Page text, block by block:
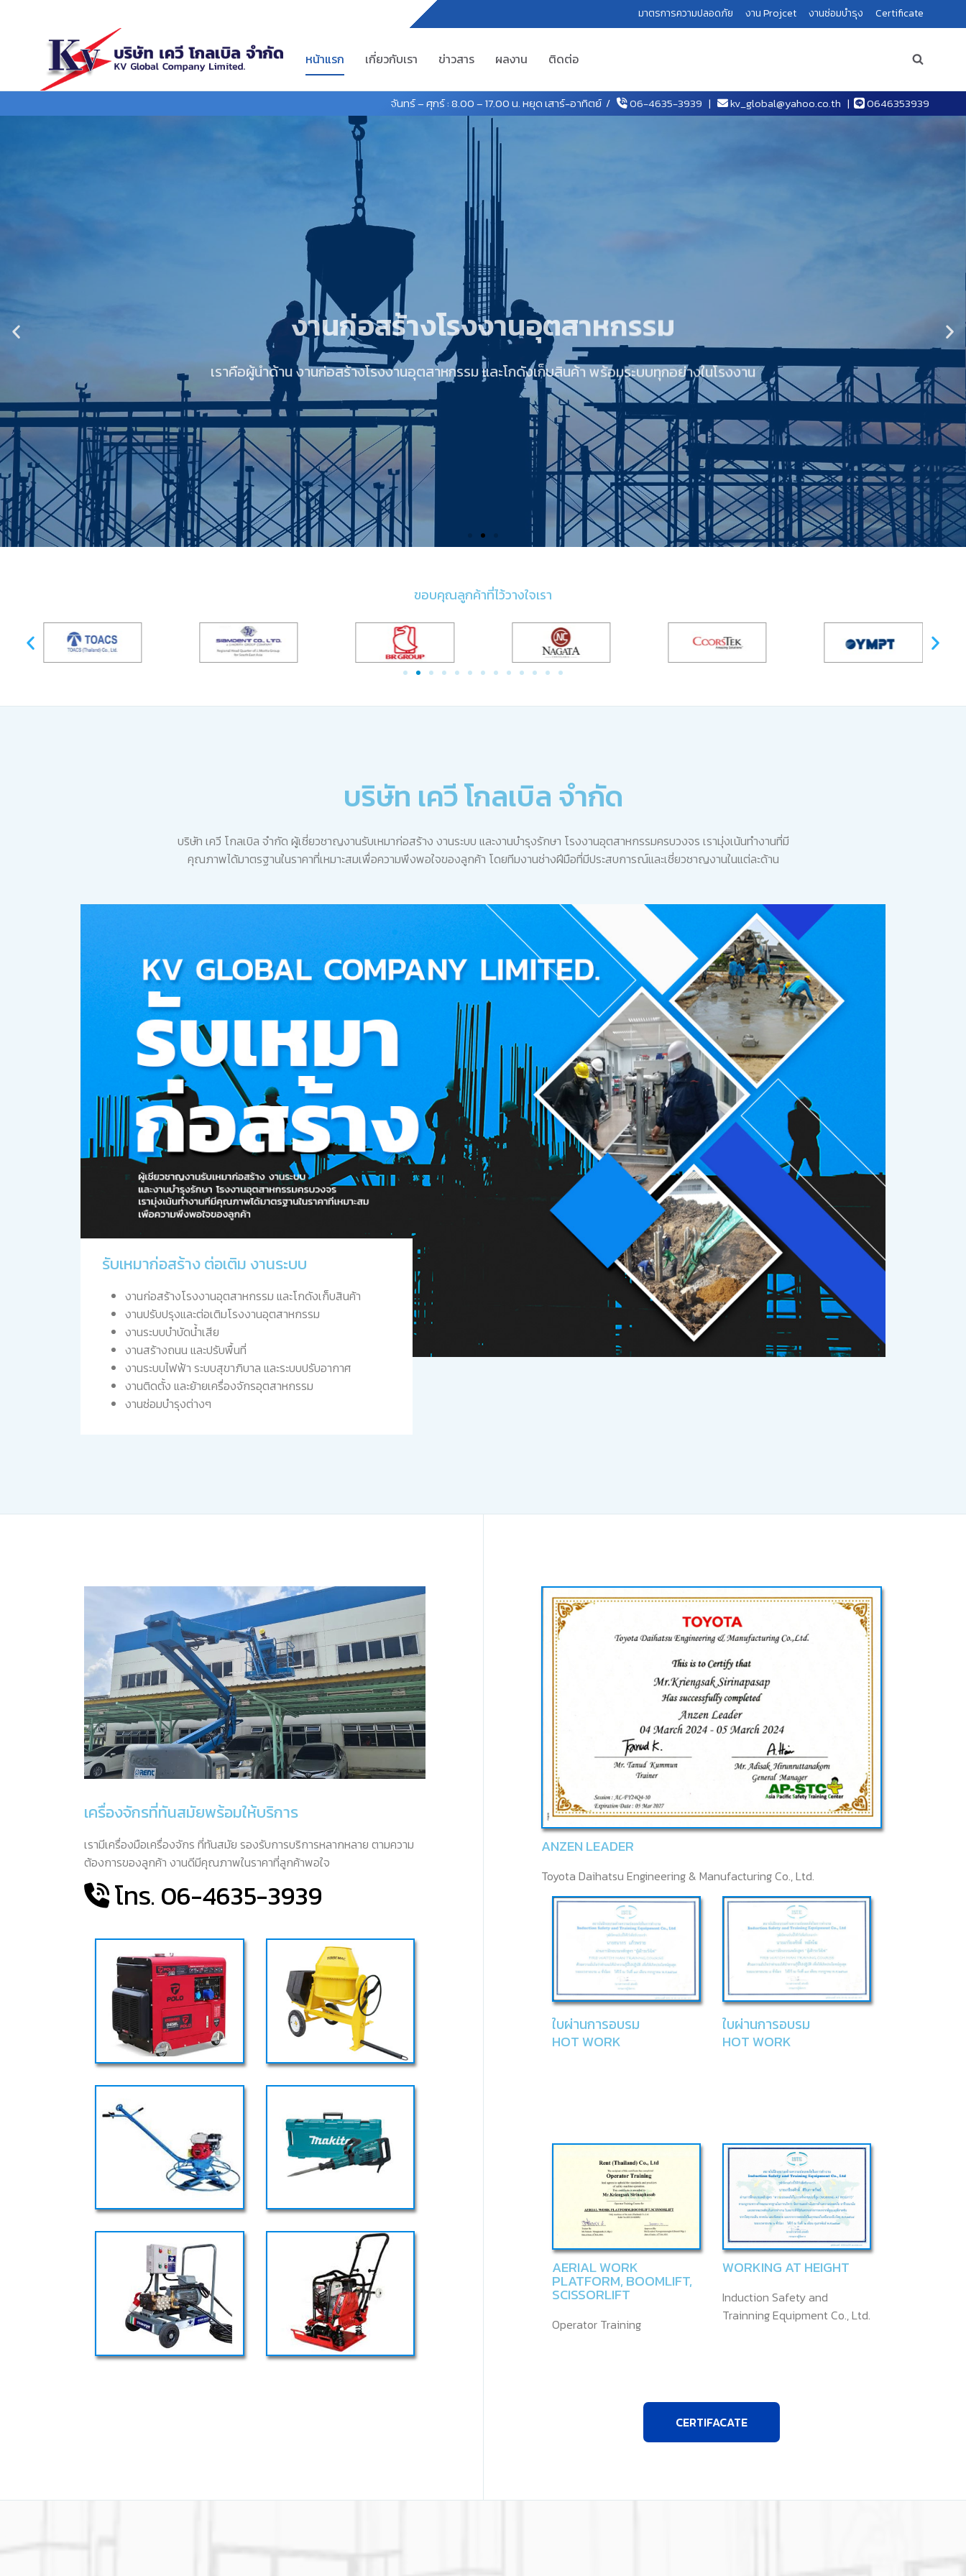
มาตรการความปลอดภัย งาน Projcet งานซ่อมบำรุง Certificate
หน้าแรก เกี่ยวกับเรา ข่าวสาร ผลงาน ติดต่อ
จันทร์ – ศุกร์ : 8.00 – 17.00 น. หยุด เสาร์-อาทิตย์ / 06-4635-3939 | kv_global@yahoo.co.th | 0646353939
งานก่อสร้างโรงงานอุตสาหกรรม
เราคือผู้นำด้าน งานก่อสร้างโรงงานอุตสาหกรรม และโกดังเก็บสินค้า พร้อมระบบทุกอย่างในโรงงาน
ขอบคุณลูกค้าที่ไว้วางใจเรา
บริษัท เควี โกลเบิล จำกัด
บริษัท เควี โกลเบิล จำกัด ผู้เชี่ยวชาญงานรับเหมาก่อสร้าง งานระบบ และงานบำรุงรักษา โรงงานอุตสาหกรรมครบวงจร เรามุ่งเน้นทำงานที่มี
คุณภาพได้มาตรฐานในราคาที่เหมาะสมเพื่อความพึงพอใจของลูกค้า โดยทีมงานช่างฝีมือที่มีประสบการณ์และเชี่ยวชาญงานในแต่ละด้าน
รับเหมาก่อสร้าง ต่อเติม งานระบบ
งานก่อสร้างโรงงานอุตสาหกรรม และโกดังเก็บสินค้า
งานปรับปรุงและต่อเติมโรงงานอุตสาหกรรม
งานระบบบำบัดน้ำเสีย
งานสร้างถนน และปรับพื้นที่
งานระบบไฟฟ้า ระบบสุขาภิบาล และระบบปรับอากาศ
งานติดตั้ง และย้ายเครื่องจักรอุตสาหกรรม
งานซ่อมบำรุงต่างๆ
เครื่องจักรที่ทันสมัยพร้อมให้บริการ
เรามีเครื่องมือเครื่องจักร ที่ทันสมัย รองรับการบริการหลากหลาย ตามความ
ต้องการของลูกค้า งานดีมีคุณภาพในราคาที่ลูกค้าพอใจ
โทร. 06-4635-3939
ANZEN LEADER
Toyota Daihatsu Engineering & Manufacturing Co., Ltd.
ใบผ่านการอบรม
HOT WORK
ใบผ่านการอบรม
HOT WORK
AERIAL WORK
PLATFORM, BOOMLIFT,
SCISSORLIFT
Operator Training
WORKING AT HEIGHT
Induction Safety and
Trainning Equipment Co., Ltd.
CERTIFACATE